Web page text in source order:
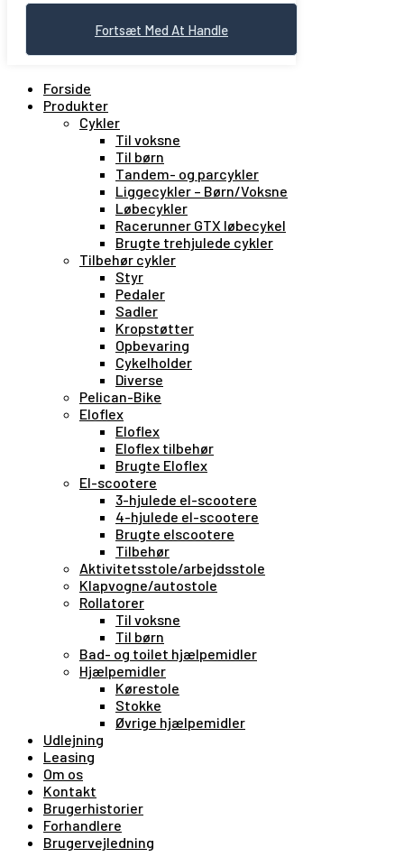
Fortsæt Med At Handle
Forside
Produkter
Cykler
Til voksne
Til børn
Tandem- og parcykler
Liggecykler – Børn/Voksne
Løbecykler
Racerunner GTX løbecykel
Brugte trehjulede cykler
Tilbehør cykler
Styr
Pedaler
Sadler
Kropstøtter
Opbevaring
Cykelholder
Diverse
Pelican-Bike
Eloflex
Eloflex
Eloflex tilbehør
Brugte Eloflex
El-scootere
3-hjulede el-scootere
4-hjulede el-scootere
Brugte elscootere
Tilbehør
Aktivitetsstole/arbejdsstole
Klapvogne/autostole
Rollatorer
Til voksne
Til børn
Bad- og toilet hjælpemidler
Hjælpemidler
Kørestole
Stokke
Øvrige hjælpemidler
Udlejning
Leasing
Om os
Kontakt
Brugerhistorier
Forhandlere
Brugervejledning